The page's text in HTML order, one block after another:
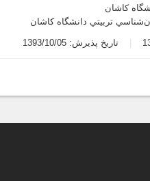
کاشان
تربيتي دانشگاه کاشان
تاریخ پذیرش: 1393/10/05